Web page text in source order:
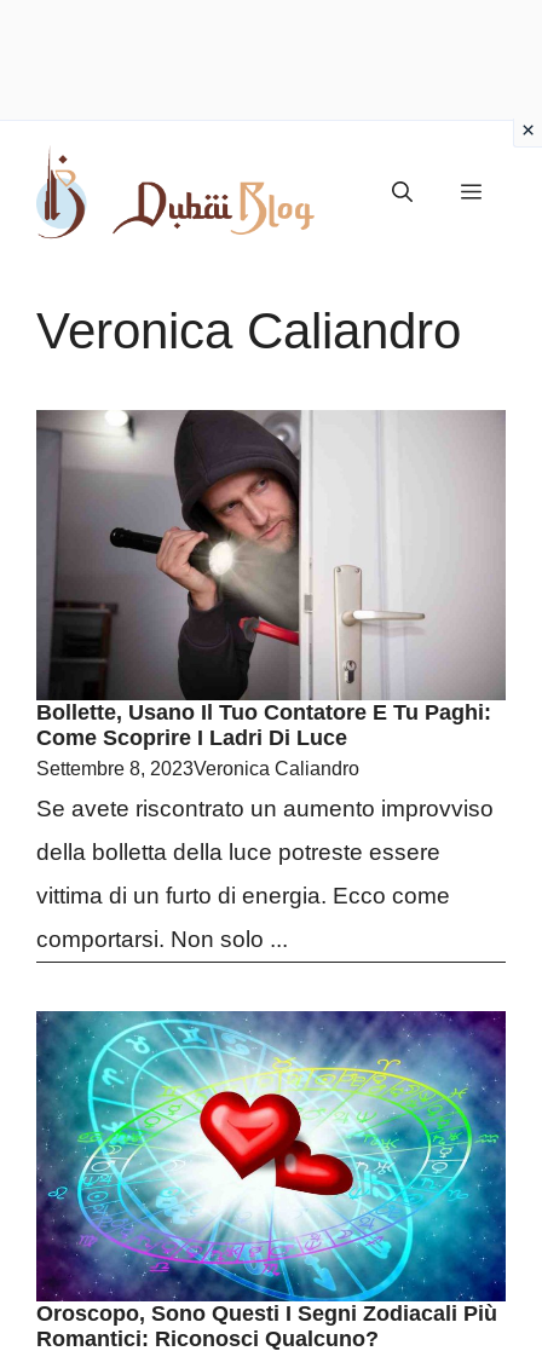
contenuto
Menu
Veronica Caliandro
Bollette, Usano Il Tuo Contatore E Tu Paghi:
Come Scoprire I Ladri Di Luce
Settembre 8, 2023Veronica Caliandro
Se avete riscontrato un aumento improvviso
della bolletta della luce potreste essere
vittima di un furto di energia. Ecco come
comportarsi. Non solo ...
Oroscopo, Sono Questi I Segni Zodiacali Più
Romantici: Riconosci Qualcuno?